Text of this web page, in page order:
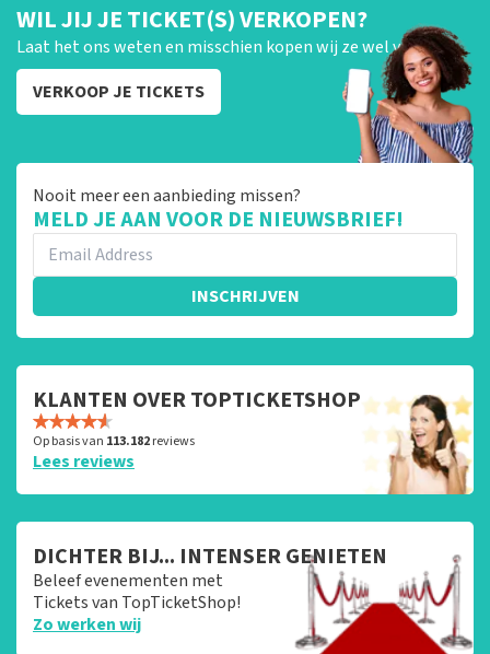
WIL JIJ JE TICKET(S) VERKOPEN?
Laat het ons weten en misschien kopen wij ze wel van je!
VERKOOP JE TICKETS
Nooit meer een aanbieding missen?
MELD JE AAN VOOR DE NIEUWSBRIEF!
INSCHRIJVEN
KLANTEN OVER TOPTICKETSHOP
Op basis van 113.182reviews
Lees reviews
DICHTER BIJ... INTENSER GENIETEN
Beleef evenementen met
Tickets van TopTicketShop!
Zo werken wij